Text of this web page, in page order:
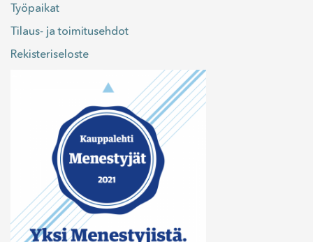
Työpaikat
Tilaus- ja toimitusehdot
Rekisteriseloste